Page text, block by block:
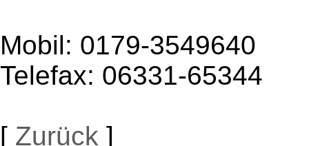
Mobil: 0179-3549640
Telefax: 06331-65344
[ Zurück ]